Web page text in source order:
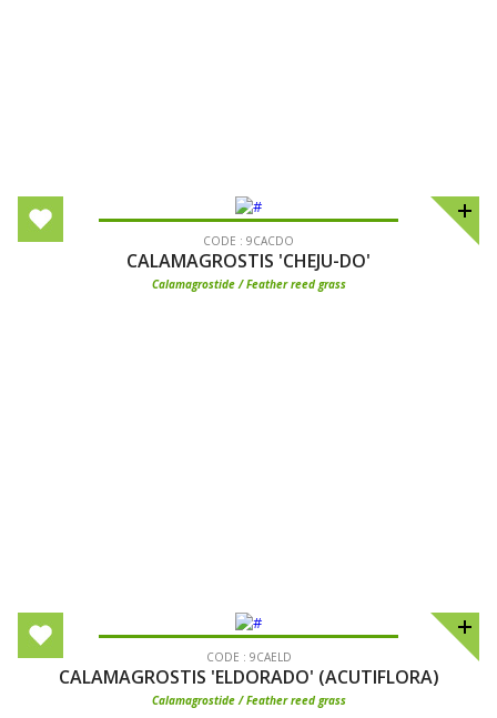
CODE : 9CACDO
CALAMAGROSTIS 'CHEJU-DO'
Calamagrostide / Feather reed grass
CODE : 9CAELD
CALAMAGROSTIS 'ELDORADO' (ACUTIFLORA)
Calamagrostide / Feather reed grass